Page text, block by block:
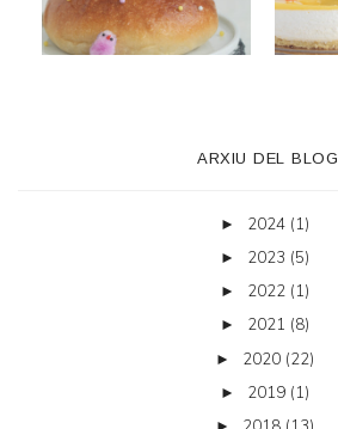
ARXIU DEL BLOG
► 2024 (1)
► 2023 (5)
► 2022 (1)
► 2021 (8)
► 2020 (22)
► 2019 (1)